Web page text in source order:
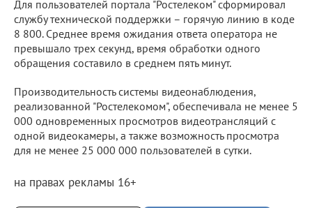
Для пользователей портала "Ростелеком" сформировал
службу технической поддержки – горячую линию в коде
8 800. Среднее время ожидания ответа оператора не
превышало трех секунд, время обработки одного
обращения составило в среднем пять минут.
Производительность системы видеонаблюдения,
реализованной "Ростелекомом", обеспечивала не менее 5
000 одновременных просмотров видеотрансляций с
одной видеокамеры, а также возможность просмотра
для не менее 25 000 000 пользователей в сутки.
на правах рекламы 16+